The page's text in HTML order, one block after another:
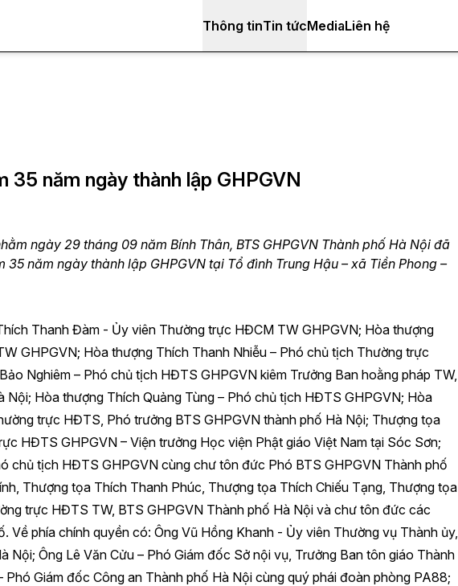
Thông tinTin tứcMediaLiên hệ
35 năm ngày thành lập GHPGVN
ngày 29 tháng 09 năm Bính Thân, BTS GHPGVN Thành phố Hà Nội đã
năm ngày thành lập GHPGVN tại Tổ đình Trung Hậu – xã Tiền Phong –
Thanh Đàm - Ủy viên Thường trực HĐCM TW GHPGVN; Hòa thượng
GHPGVN; Hòa thượng Thích Thanh Nhiễu – Phó chủ tịch Thường trực
Nghiêm – Phó chủ tịch HĐTS GHPGVN kiêm Trưởng Ban hoằng pháp TW,
Nội; Hòa thượng Thích Quảng Tùng – Phó chủ tịch HĐTS GHPGVN; Hòa
trực HĐTS, Phó trưởng BTS GHPGVN thành phố Hà Nội; Thượng tọa
HĐTS GHPGVN – Viện trưởng Học viện Phật giáo Việt Nam tại Sóc Sơn;
chủ tịch HĐTS GHPGVN cùng chư tôn đức Phó BTS GHPGVN Thành phố
Thượng tọa Thích Thanh Phúc, Thượng tọa Thích Chiếu Tạng, Thượng tọa
trực HĐTS TW, BTS GHPGVN Thành phố Hà Nội và chư tôn đức các
Về phía chính quyền có: Ông Vũ Hồng Khanh - Ủy viên Thường vụ Thành ủy,
Nội; Ông Lê Văn Cửu – Phó Giám đốc Sở nội vụ, Trưởng Ban tôn giáo Thành
Phó Giám đốc Công an Thành phố Hà Nội cùng quý phái đoàn phòng PA88;